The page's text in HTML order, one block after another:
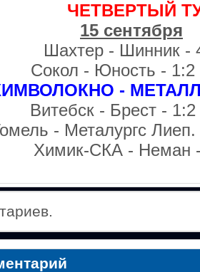
ЧЕТВЕРТЫЙ
15 сентября
Шахтер - Шинник -
Сокол - Юность - 1:2
-
Витебск - Брест - 1:2
- Металургс
Химик-СКА - Неман